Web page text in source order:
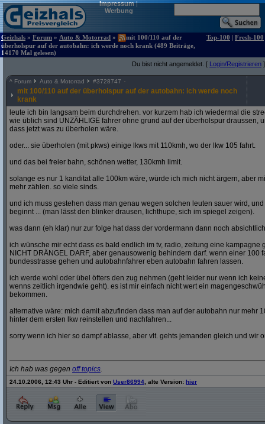
Impressum|
Werbung
Geizhals » Forum » Auto & Motorrad »
mit 100/110 auf der
überholspur auf der autobahn: ich werde noch krank (489 Beiträge,
14170 Mal gelesen)
Top-100 | Fresh-100
Du bist nicht angemeldet. [ Login/Registrieren ]
^ Forum Auto & Motorrad #3728747
mit 100/110 auf der überholspur auf der autobahn: ich werde noch
krank
leute ich bin langsam beim durchdrehen. vor kurzem hab ich wiedermal die
wie üblich sind UNZÄHLIGE fahrer ohne grund auf der überholspur draussen,
dass jetzt was zu überholen wäre.
oder... sie überholen (mit pkws) einige lkws mit 110kmh, wo der lkw 105 fahrt.
und das bei freier bahn, schönen wetter, 130kmh limit.
solange es nur 1 kanditat alle 100km wäre, würde ich mich nicht ärgern, aber
mehr zählen. so viele sinds.
und ich muss gestehen dass man genau wegen solchen leuten sauer wird,
beginnt ... (man lässt den blinker drausen, lichthupe, sich im spiegel zeigen).
was dann (eh klar) nur zur folge hat dass der vordermann dann noch
ich wünsche mir echt dass es bald endlich im tv, radio, zeitung eine kampagne
NICHT DRÄNGEL DARF, aber genausowenig behindern darf. wenn einer 100
bundesstrasse gehen und autobahnfahrer eben autobahn fahren lassen.
ich werde wohl oder übel öfters den zug nehmen (geht leider nur wenn ich
wenns zeitlich irgendwie geht). es ist mir einfach nicht wert ein
bekommen.
alternative wäre: mich damit abzufinden dass man auf der autobahn nur mehr
hinter dem ersten lkw reinstellen und nachfahren...
sorry wenn ich hier so dampf ablasse, aber vlt. gehts jemanden gleich und wir
Ich hab was gegen off topics.
24.10.2006, 12:43 Uhr - Editiert von User86994 , alte Version: hier